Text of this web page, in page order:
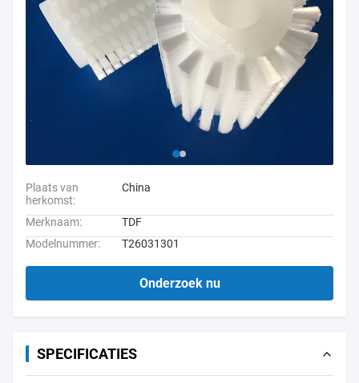
Plaats van
herkomst:
China
Merknaam:
TDF
Modelnummer:
T26031301
Onderzoek nu
SPECIFICATIES